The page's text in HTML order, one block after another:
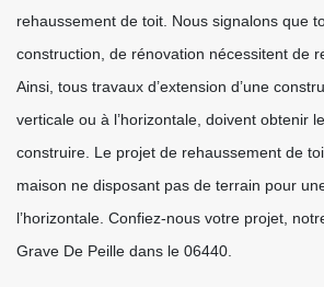
rehaussement de toit. Nous signalons que
construction, de rénovation nécessitent de
Ainsi, tous travaux d’extension d’une
verticale ou à l’horizontale, doivent obtenir
construire. Le projet de rehaussement de
maison ne disposant pas de terrain pour
l’horizontale. Confiez-nous votre projet,
Grave De Peille dans le 06440.